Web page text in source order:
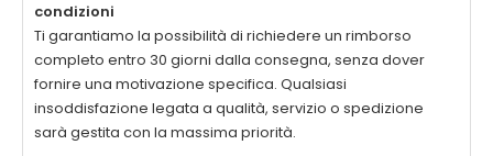
condizioni
Ti garantiamo la possibilità di richiedere un rimborso
completo entro 30 giorni dalla consegna, senza dover
fornire una motivazione specifica. Qualsiasi
insoddisfazione legata a qualità, servizio o spedizione
sarà gestita con la massima priorità.